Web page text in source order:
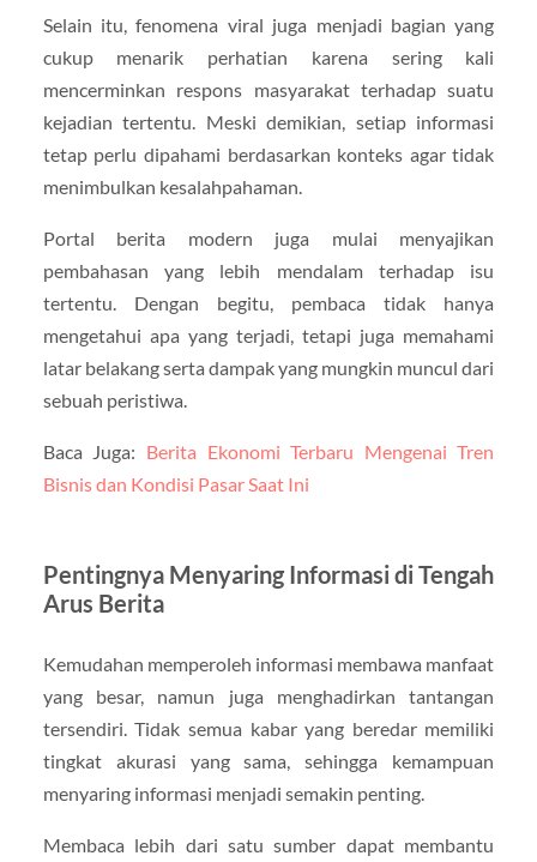
Selain itu, fenomena viral juga menjadi bagian yang
cukup menarik perhatian karena sering kali
mencerminkan respons masyarakat terhadap suatu
kejadian tertentu. Meski demikian, setiap informasi
tetap perlu dipahami berdasarkan konteks agar tidak
menimbulkan kesalahpahaman.
Portal berita modern juga mulai menyajikan
pembahasan yang lebih mendalam terhadap isu
tertentu. Dengan begitu, pembaca tidak hanya
mengetahui apa yang terjadi, tetapi juga memahami
latar belakang serta dampak yang mungkin muncul dari
sebuah peristiwa.
Baca Juga: Berita Ekonomi Terbaru Mengenai Tren
Bisnis dan Kondisi Pasar Saat Ini
Pentingnya Menyaring Informasi di Tengah
Arus Berita
Kemudahan memperoleh informasi membawa manfaat
yang besar, namun juga menghadirkan tantangan
tersendiri. Tidak semua kabar yang beredar memiliki
tingkat akurasi yang sama, sehingga kemampuan
menyaring informasi menjadi semakin penting.
Membaca lebih dari satu sumber dapat membantu